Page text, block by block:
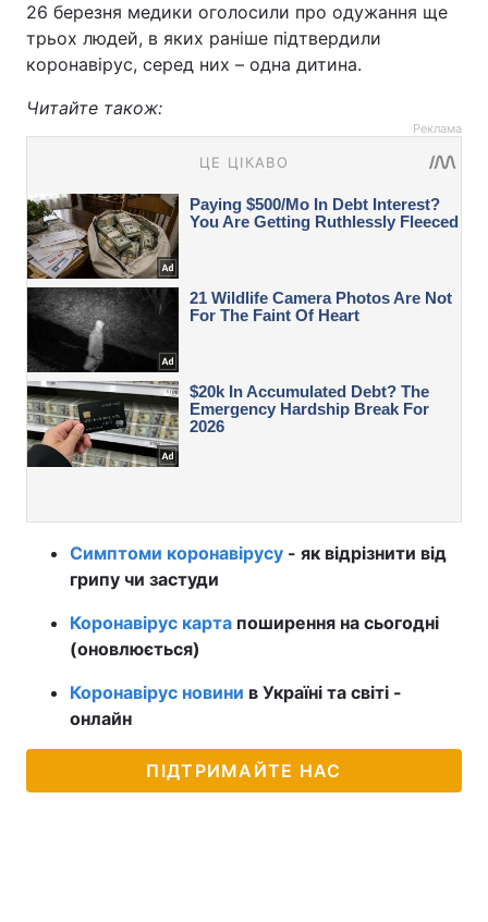
26 березня медики оголосили про одужання ще
трьох людей, в яких раніше підтвердили
коронавірус, серед них – одна дитина.
Читайте також:
Реклама
Симптоми коронавірусу - як відрізнити від
грипу чи застуди
Коронавірус карта поширення на сьогодні
(оновлюється)
Коронавірус новини в Україні та світі -
онлайн
ПІДТРИМАЙТЕ НАС